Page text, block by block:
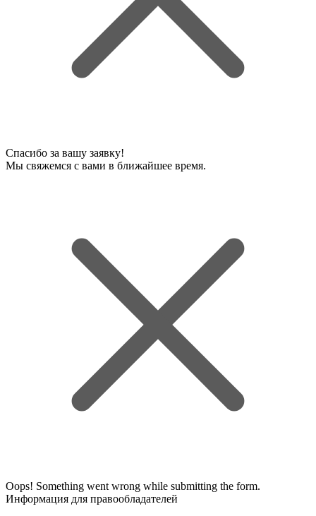
Спасибо за вашу заявку!
Мы свяжемся с вами в ближайшее время.
Oops! Something went wrong while submitting the form.
Информация для правообладателей